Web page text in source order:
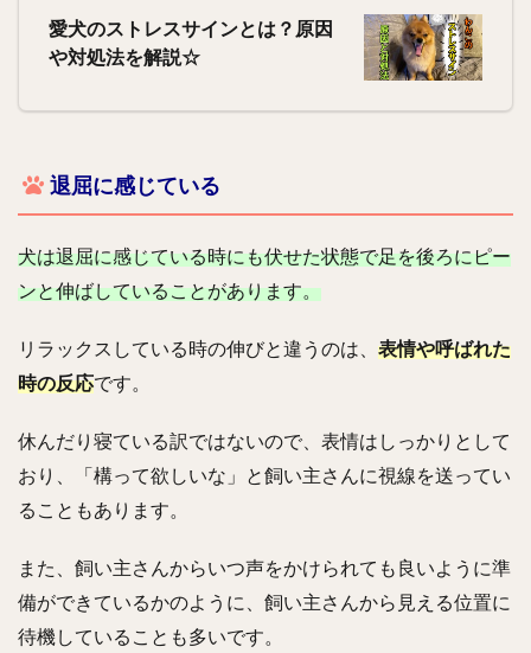
愛犬のストレスサインとは？原因
や対処法を解説☆
退屈に感じている
犬は退屈に感じている時にも伏せた状態で足を後ろにピー
ンと伸ばしていることがあります。
リラックスしている時の伸びと違うのは、 表情や呼ばれた
時の反応です。
休んだり寝ている訳ではないので、表情はしっかりとして
おり、「構って欲しいな」と飼い主さんに視線を送ってい
ることもあります。
また、飼い主さんからいつ声をかけられても良いように準
備ができているかのように、飼い主さんから見える位置に
待機していることも多いです。